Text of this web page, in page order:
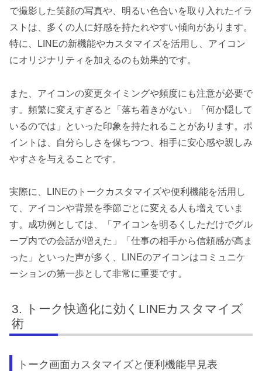
で撮影した笑顔の写真や、明るい色合いを取り入れたイラ
ストは、多くの人に好感を持たれやすい傾向があります。
特に、LINEの新機能やカスタマイズを活用し、アイコン
にオリジナリティを加えるのも効果的です。
また、アイコンの変更タイミングや頻度にも注意が必要で
す。頻繁に変えすぎると「落ち着きがない」「何か隠して
いるのでは」といった印象を持たれることがあります。ポ
イントは、自分らしさを保ちつつ、相手に安心感や親しみ
やすさを与えることです。
実際に、LINEのトークカスタマイズや便利機能を活用し
て、アイコンや背景を季節ごとに変える人も増えていま
す。成功例としては、「アイコンを明るくしただけでグル
ープ内での会話が増えた」「仕事の相手から信頼感が高ま
った」といった声が多く、LINEのアイコンはコミュニケ
ーションの第一歩として非常に重要です。
トーク快適化に効くLINEカスタマイズ
術
トーク画面カスタマイズと便利機能早見表